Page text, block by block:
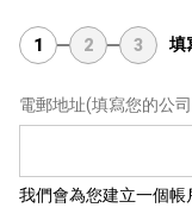
1 2 3 填
電郵地址(填寫您的公
我們會為您建立一個帳